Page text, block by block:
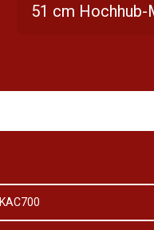
51 cm Hochhub-
KAC700